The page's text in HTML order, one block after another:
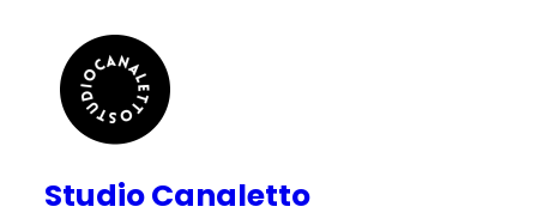
content
Studio Canaletto